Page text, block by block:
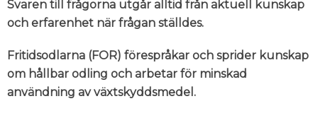
Svaren till frågorna utgår alltid från aktuell kunskap
och erfarenhet när frågan ställdes.
Fritidsodlarna (FOR) förespråkar och sprider kunskap
om hållbar odling och arbetar för minskad
användning av växtskyddsmedel.